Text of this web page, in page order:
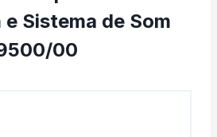
e Sistema de Som
00